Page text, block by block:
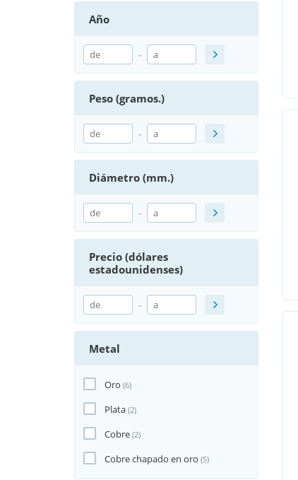
Año
-
Peso (gramos.)
-
Diámetro (mm.)
-
Precio (dólares
estadounidenses)
-
Metal
Oro (6)
Plata (2)
Cobre (2)
Cobre chapado en oro (5)